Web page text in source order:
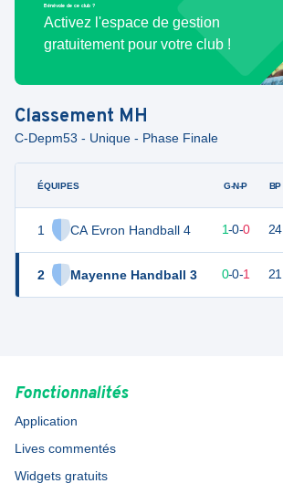
Bénévole de ce club ?
Activez l'espace de gestion
gratuitement pour votre club !
Classement MH
C-Depm53 - Unique - Phase Finale
ÉQUIPES
1 CA Evron Handball 4
2 Mayenne Handball 3
G-N-P BP
3 1-0-0 24
1 1 0-0-1 21
Fonctionnalités
Application
Lives commentés
Widgets gratuits